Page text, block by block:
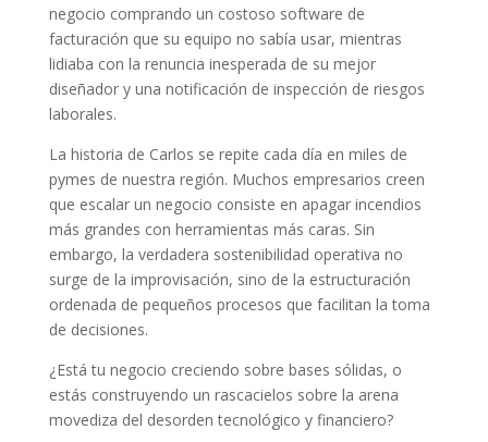
negocio comprando un costoso software de
facturación que su equipo no sabía usar, mientras
lidiaba con la renuncia inesperada de su mejor
diseñador y una notificación de inspección de riesgos
laborales.
La historia de Carlos se repite cada día en miles de
pymes de nuestra región. Muchos empresarios creen
que escalar un negocio consiste en apagar incendios
más grandes con herramientas más caras. Sin
embargo, la verdadera sostenibilidad operativa no
surge de la improvisación, sino de la estructuración
ordenada de pequeños procesos que facilitan la toma
de decisiones.
¿Está tu negocio creciendo sobre bases sólidas, o
estás construyendo un rascacielos sobre la arena
movediza del desorden tecnológico y financiero?